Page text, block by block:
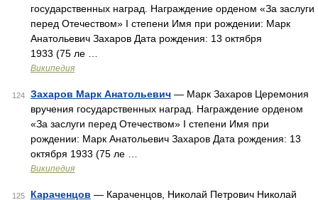
государственных наград. Награждение орденом «За заслуги
перед Отечеством» I степени Имя при рождении: Марк
Анатольевич Захаров Дата рождения: 13 октября
1933 (75 ле …
Википедия
124 Захаров Марк Анатольевич — Марк Захаров Церемония
вручения государственных наград. Награждение орденом
«За заслуги перед Отечеством» I степени Имя при
рождении: Марк Анатольевич Захаров Дата рождения: 13
октября 1933 (75 ле …
Википедия
125 Караченцов — Караченцов, Николай Петрович Николай